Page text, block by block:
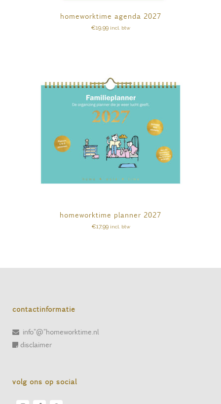
homeworktime agenda 2027
€19,99 incl. btw
homeworktime planner 2027
€17,99 incl. btw
contactinformatie
info"@"homeworktime.nl
disclaimer
volg ons op social